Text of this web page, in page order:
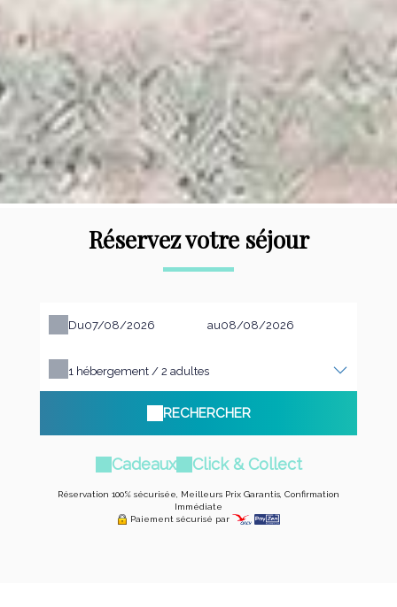
Réservez votre séjour
Du au
1 hébergement / 2 adultes
RECHERCHER
Cadeaux Click & Collect
Réservation 100% sécurisée, Meilleurs Prix Garantis, Confirmation
Immédiate
Paiement sécurisé par